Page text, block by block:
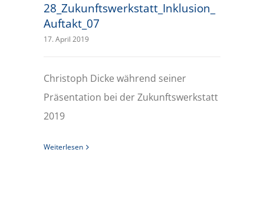
28_Zukunftswerkstatt_Inklusion_
Auftakt_07
17. April 2019
Christoph Dicke während seiner
Präsentation bei der Zukunftswerkstatt
2019
Weiterlesen